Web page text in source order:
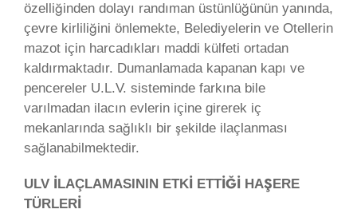
özelliğinden dolayı randıman üstünlüğünün yanında,
çevre kirliliğini önlemekte, Belediyelerin ve Otellerin
mazot için harcadıkları maddi külfeti ortadan
kaldırmaktadır. Dumanlamada kapanan kapı ve
pencereler U.L.V. sisteminde farkına bile
varılmadan ilacın evlerin içine girerek iç
mekanlarında sağlıklı bir şekilde ilaçlanması
sağlanabilmektedir.
ULV İLAÇLAMASININ ETKİ ETTİĞİ HAŞERE
TÜRLERİ